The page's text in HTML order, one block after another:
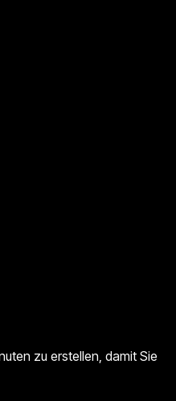
zu erstellen, damit Sie